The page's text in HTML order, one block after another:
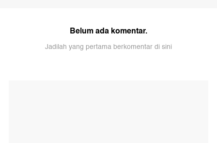
Belum ada komentar.
Jadilah yang pertama berkomentar di sini